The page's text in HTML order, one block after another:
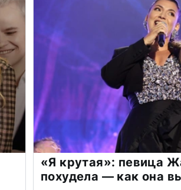
«Я крутая»: певица
похудела — как она